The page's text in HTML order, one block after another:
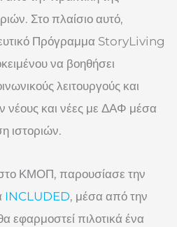
Στο πλαίσιο αυτό,
Πρόγραμμα StoryLiving
να βοηθήσει
λειτουργούς και
νέους και νέες με ΔΑΦ μέσα
ιστοριών.
ΚΜΟΠ, παρουσίασε την
INCLUDED, μέσα από την
εφαρμοστεί πιλοτικά ένα